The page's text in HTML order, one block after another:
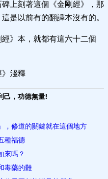
上刻著這個《金剛經》，那
是以前有的翻譯本沒有的。
》本，就都有這六十二個
》淺釋
己，功德無量!
，修道的關鍵就在這個地方
種福德
來嗎？
毒藥的難